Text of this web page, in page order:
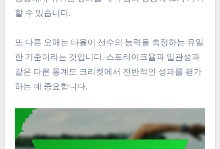
할 수 있습니다.
또 다른 오해는 타율이 선수의 능력을 측정하는 유일
한 기준이라는 것입니다. 스트라이크율과 일관성과
같은 다른 통계도 크리켓에서 전반적인 성과를 평가
하는 데 중요합니다.